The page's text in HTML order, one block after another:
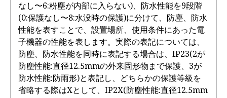
なし〜6:粉塵が内部に入らない)、防水性能を9段階
(0:保護なし〜8:水没時の保護)に分けて、防塵、防水
性能を表すことで、設置場所、使用条件にあった電
子機器の性能を表します。実際の表記については、
防塵、防水性能を同時に表記する場合は、IP23(2が
防塵性能:直径12.5mmの外来固形物まで保護、3が
防水性能:防雨形)と表記し、どちらかの保護等級を
省略する際はXとして、IP2X(防塵性能:直径12.5mm